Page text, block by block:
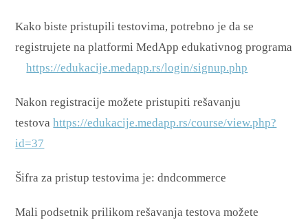
Kako biste pristupili testovima, potrebno je da se
registrujete na platformi MedApp edukativnog programa
https://edukacije.medapp.rs/login/signup.php
Nakon registracije možete pristupiti rešavanju
testovahttps://edukacije.medapp.rs/course/view.php?
id=37
Šifra za pristup testovima je: dndcommerce
Mali podsetnik prilikom rešavanja testova možete